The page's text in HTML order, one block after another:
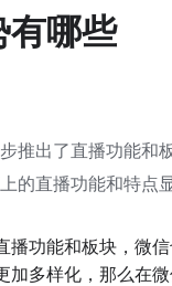
有哪些
推出了直播功能和
的直播功能和特点
功能和板块，微信
多样化，那么在